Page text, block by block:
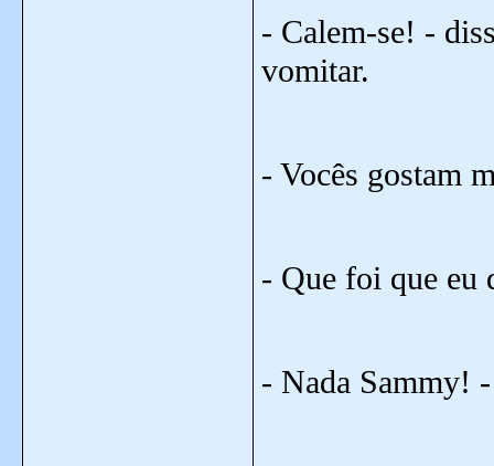
- Calem-se! -
vomitar.
- Vocês gostam
- Que foi que eu
- Nada Sammy!